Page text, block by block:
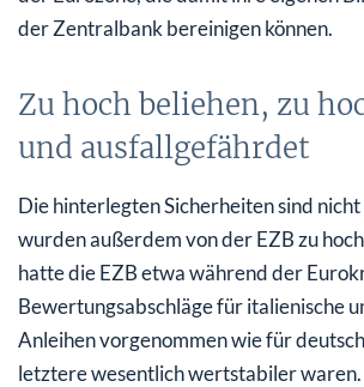
der Zentralbank bereinigen können.
Zu hoch beliehen, zu
und ausfallgefährdet
Die hinterlegten Sicherheiten sind
wurden außerdem von der EZB zu
hatte die EZB etwa während der
Bewertungsabschläge für italienische
Anleihen vorgenommen wie für
letztere wesentlich wertstabiler waren.